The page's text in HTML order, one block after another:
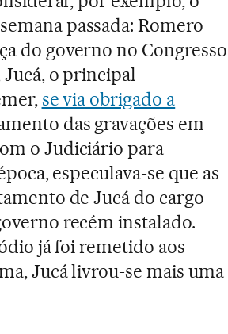
passada: Romero
do governo no Congresso
Jucá, o principal
se via obrigado a
das gravações em
o Judiciário para
especulava-se que as
de Jucá do cargo
recém instalado.
já foi remetido aos
Jucá livrou-se mais uma